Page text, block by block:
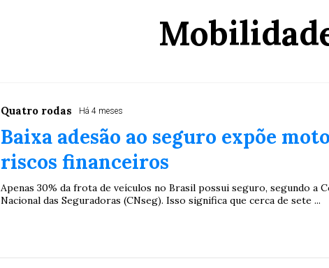
Quatro rodas Há 4 meses
Baixa adesão ao seguro expõe
riscos financeiros
Apenas 30% da frota de veículos no Brasil possui seguro, segundo a
Nacional das Seguradoras (CNseg). Isso significa que cerca de sete ...